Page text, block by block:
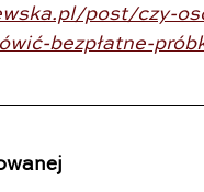
post/czy-
bezpłatne-